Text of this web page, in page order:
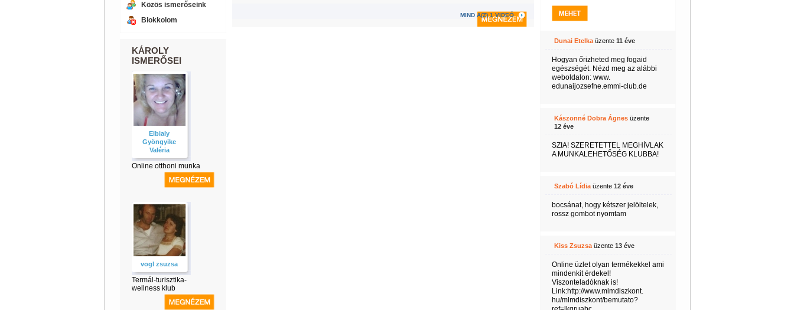
Közös ismerőseink
Blokkolom
KÁROLY
ISMERŐSEI
Elbialy
Gyöngyike
Valéria
Online otthoni munka
vogl zsuzsa
Termál-turisztika-
wellness klub
MIND A(Z) 1 VIDEÓ
Dunai Etelkaüzente 11 éve
Hogyan őrizheted meg fogaid
egészségét. Nézd meg az alábbi
weboldalon: www.
edunaijozsefne.emmi-club.de
Kászonné Dobra Ágnesüzente
12 éve
SZIA! SZERETETTEL MEGHÍVLAK
A MUNKALEHETŐSÉG KLUBBA!
Szabó Lídiaüzente 12 éve
bocsánat, hogy kétszer jelöltelek,
rossz gombot nyomtam
Kiss Zsuzsaüzente 13 éve
Online üzlet olyan termékekkel ami
mindenkit érdekel!
Viszonteladóknak is!
Link:http://www.mlmdiszkont.
hu/mlmdiszkont/bemutato?